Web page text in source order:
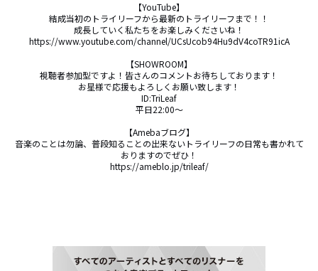
【YouTube】
結成当初のトライリーフから最新のトライリーフまで！！
成長していく私たちをお楽しみくださいね！
https://www.youtube.com/channel/UCsUcob94Hu9dV4coTR91icA
【SHOWROOM】
視聴者参加型ですよ！皆さんのコメントお待ちしております！
お星様で応援もよろしくお願い致します！
ID:TriLeaf
平日22:00〜
【Amebaブログ】
音楽のことは勿論、普段知ることの出来ないトライリーフの日常も書かれて
おりますのでぜひ！
https://ameblo.jp/trileaf/